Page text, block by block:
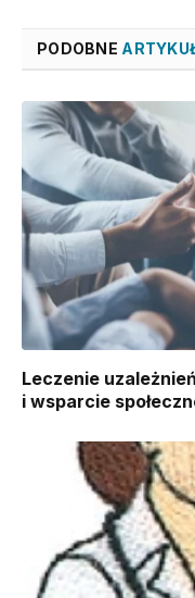
PODOBNE
Leczenie
i wsparcie